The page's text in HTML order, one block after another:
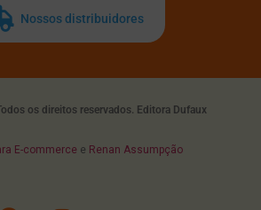
Nossos distribuidores
os direitos reservados. Editora Dufaux
E-commerce e Renan Assumpção